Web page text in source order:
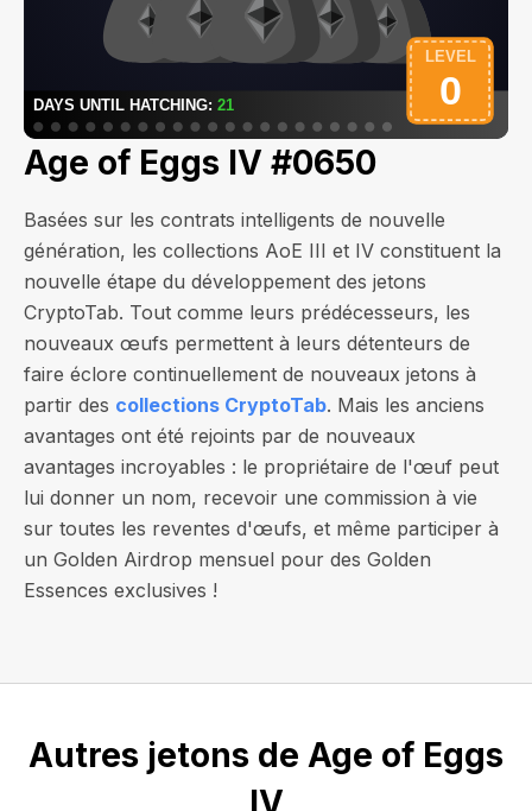
Age of Eggs IV #0650
Basées sur les contrats intelligents de nouvelle
génération, les collections AoE III et IV constituent la
nouvelle étape du développement des jetons
CryptoTab. Tout comme leurs prédécesseurs, les
nouveaux œufs permettent à leurs détenteurs de
faire éclore continuellement de nouveaux jetons à
partir des collections CryptoTab. Mais les anciens
avantages ont été rejoints par de nouveaux
avantages incroyables : le propriétaire de l'œuf peut
lui donner un nom, recevoir une commission à vie
sur toutes les reventes d'œufs, et même participer à
un Golden Airdrop mensuel pour des Golden
Essences exclusives !
Autres jetons de Age of Eggs
IV